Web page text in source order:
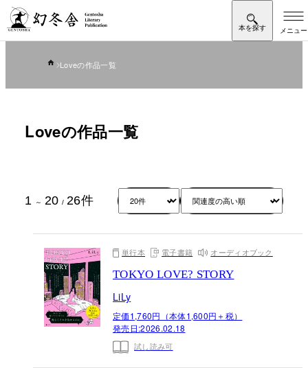
Loveの作品一覧
Loveの作品一覧
1 ～ 20 / 26件
単行本 電子書籍 オーディオブック
TOKYO LOVE? STORY
LiLy
定価1,760円（本体1,600円＋税）
発売日:2026.02.18
試し読み可